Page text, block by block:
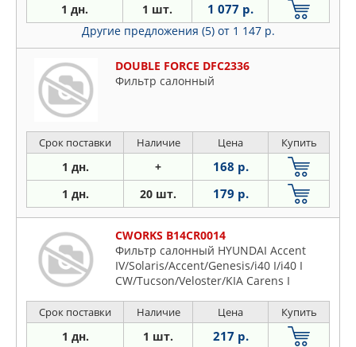
1 дн. 1 шт. 1 077 р.
Другие предложения (5) от 1 147 р.
DOUBLE FORCE DFC2336
Фильтр салонный
Срок поставки Наличие Цена Купить
1 дн. + 168 р.
1 дн. 20 шт. 179 р.
CWORKS B14CR0014
Фильтр салонный HYUNDAI Accent
IV/Solaris/Accent/Genesis/i40 I/i40 I
CW/Tucson/Veloster/KIA Carens I
Срок поставки Наличие Цена Купить
1 дн. 1 шт. 217 р.